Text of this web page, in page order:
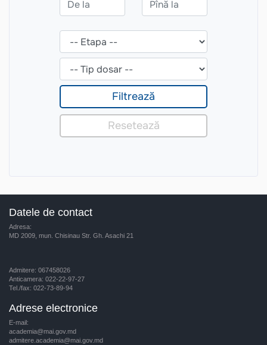
Datele de contact
Adresa:
MD 2009, mun. Chisinau Str. Gh. Asachi 21
Admitere: 067458026
Anticamera: 022-22-97-27
Tel./fax: 022-73-89-94
Adrese electronice
E-mail:
academia@mai.gov.md
admitere.academia@mai.gov.md